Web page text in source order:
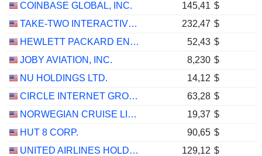
COINBASE GLOBAL, INC.
145,41 $
TAKE-TWO INTERACTIVE SOFTWARE, INC.
232,47 $
HEWLETT PACKARD ENTERPRISE COMPANY
52,43 $
JOBY AVIATION, INC.
8,230 $
NU HOLDINGS LTD.
14,12 $
CIRCLE INTERNET GROUP, INC.
63,28 $
NORWEGIAN CRUISE LINE HOLDINGS LTD.
19,37 $
HUT 8 CORP.
90,65 $
UNITED AIRLINES HOLDINGS, INC.
129,12 $